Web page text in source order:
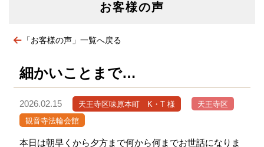
お客様の声
「お客様の声」一覧へ戻る
細かいことまで…
2026.02.15 天王寺区味原本町 K・T 様
天王寺区
観音寺法輪会館
本日は朝早くから夕方まで何から何までお世話になりま